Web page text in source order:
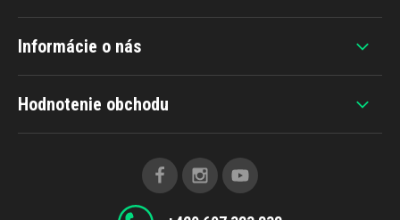
Informácie o nás
Hodnotenie obchodu